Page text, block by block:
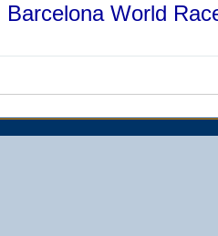
Barcelona World